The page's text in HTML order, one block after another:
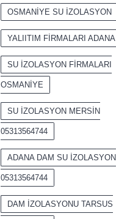
OSMANİYE SU İZOLASYON
YALIITIM FİRMALARI ADANA
SU İZOLASYON FİRMALARI
OSMANİYE
SU İZOLASYON MERSİN
05313564744
ADANA DAM SU İZOLASYON
05313564744
DAM İZOLASYONU TARSUS